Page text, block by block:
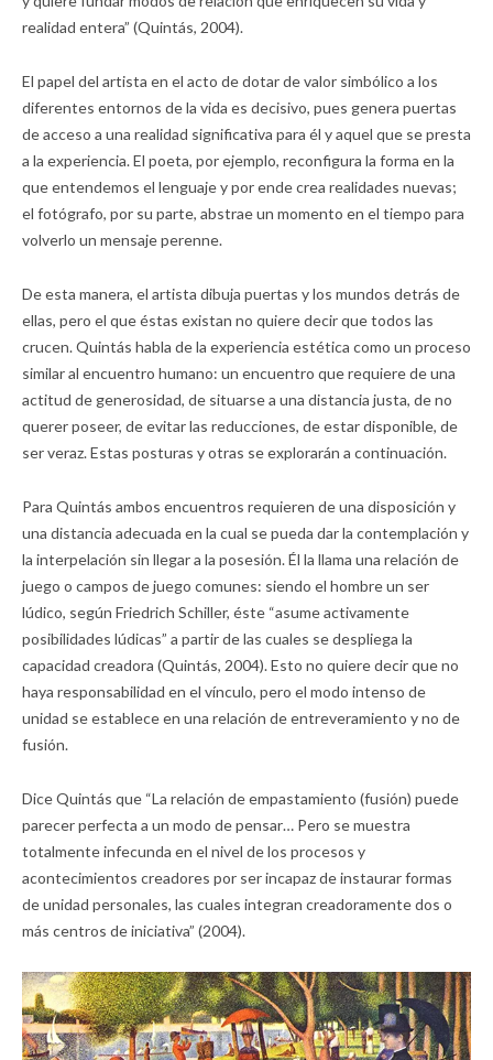
realidad entera” (Quintás, 2004).
El papel del artista en el acto de dotar de valor simbólico a los
diferentes entornos de la vida es decisivo, pues genera puertas
de acceso a una realidad significativa para él y aquel que se presta
a la experiencia. El poeta, por ejemplo, reconfigura la forma en la
que entendemos el lenguaje y por ende crea realidades nuevas;
el fotógrafo, por su parte, abstrae un momento en el tiempo para
volverlo un mensaje perenne.
De esta manera, el artista dibuja puertas y los mundos detrás de
ellas, pero el que éstas existan no quiere decir que todos las
crucen. Quintás habla de la experiencia estética como un proceso
similar al encuentro humano: un encuentro que requiere de una
actitud de generosidad, de situarse a una distancia justa, de no
querer poseer, de evitar las reducciones, de estar disponible, de
ser veraz. Estas posturas y otras se explorarán a continuación.
Para Quintás ambos encuentros requieren de una disposición y
una distancia adecuada en la cual se pueda dar la contemplación y
la interpelación sin llegar a la posesión. Él la llama una relación de
juego o campos de juego comunes: siendo el hombre un ser
lúdico, según Friedrich Schiller, éste “asume activamente
posibilidades lúdicas” a partir de las cuales se despliega la
capacidad creadora (Quintás, 2004). Esto no quiere decir que no
haya responsabilidad en el vínculo, pero el modo intenso de
unidad se establece en una relación de entreveramiento y no de
fusión.
Dice Quintás que “La relación de empastamiento (fusión) puede
parecer perfecta a un modo de pensar… Pero se muestra
totalmente infecunda en el nivel de los procesos y
acontecimientos creadores por ser incapaz de instaurar formas
de unidad personales, las cuales integran creadoramente dos o
más centros de iniciativa” (2004).